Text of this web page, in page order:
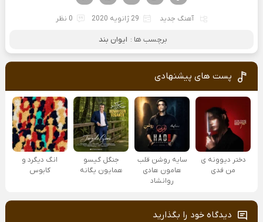
آهنگ جدید 29 ژانویه 2020 0 نظر
برچسب ها : ایوان بند
پست های پیشنهادی
دختر دیوونه ی
من فدی
سایه روشن قلب
هامون هادی
روانشاد
جنگل گیسو
همایون یگانه
انگ دیگرد و
کابوس
دیدگاه خود را بگذارید